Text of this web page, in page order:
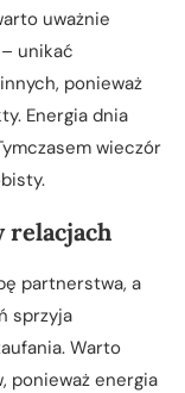
uważnie
unikać
ponieważ
Energia dnia
wieczór
relacjach
partnerstwa, a
sprzyja
Warto
ponieważ energia